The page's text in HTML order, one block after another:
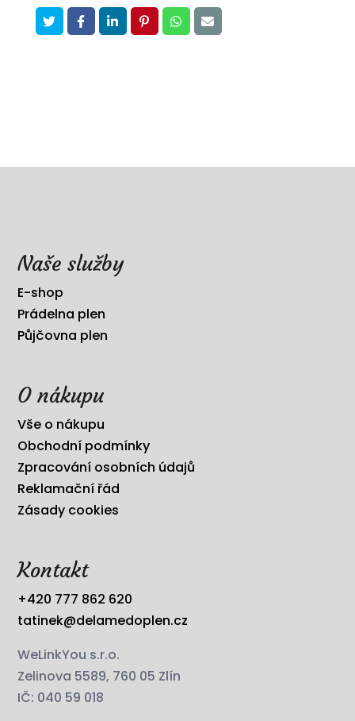
Naše služby
E-shop
Prádelna plen
Půjčovna plen
O nákupu
Vše o nákupu
Obchodní podmínky
Zpracování osobních údajů
Reklamační řád
Zásady cookies
Kontakt
+420 777 862 620
tatinek@delamedoplen.cz
WeLinkYou s.r.o.
Zelinova 5589, 760 05 Zlín
IČ: 040 59 018